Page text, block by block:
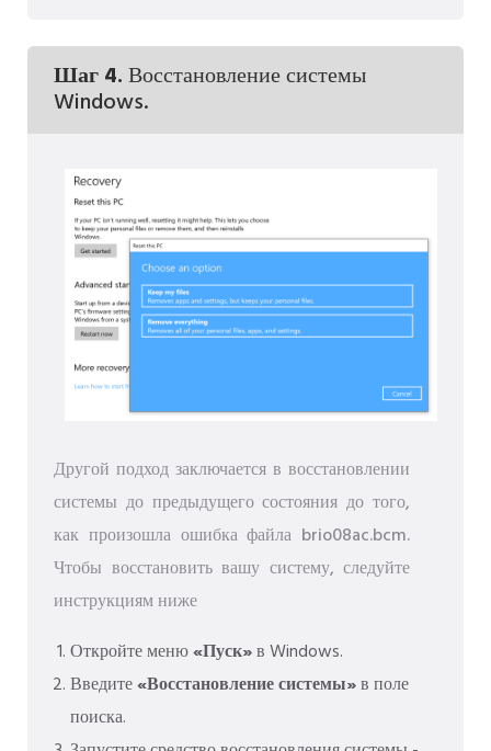
Шаг 4.Восстановление системы
Windows.
Другой подход заключается в восстановлении
системы до предыдущего состояния до того,
как произошла ошибка файла brio08ac.bcm.
Чтобы восстановить вашу систему, следуйте
инструкциям ниже
Откройте меню«Пуск»в Windows.
Введите«Восстановление системы»в поле
поиска.